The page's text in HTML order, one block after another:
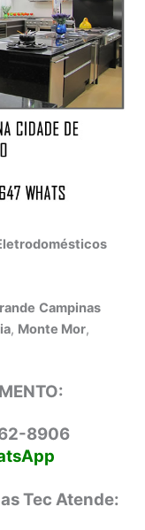
Campinas
, Monte Mor,
8906
Tec Atende: